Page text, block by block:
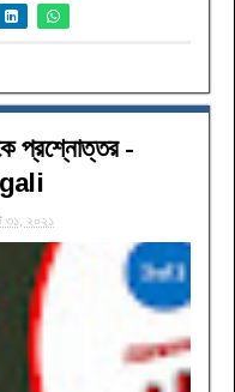
প্রশ্নোত্তর -
৩১, ২০২১